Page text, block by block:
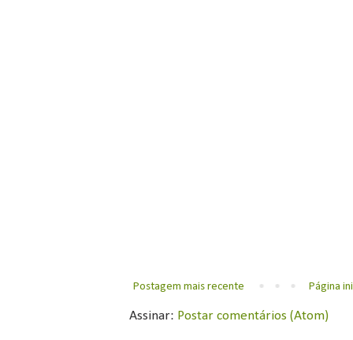
Postagem mais recente Página
Assinar: Postar comentários (Atom)